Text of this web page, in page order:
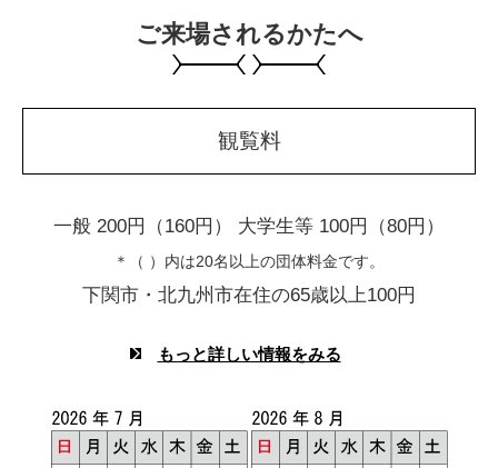
ご来場されるかたへ
観覧料
一般 200円（160円） 大学生等 100円（80円）
＊（ ）内は20名以上の団体料金です。
下関市・北九州市在住の65歳以上100円
もっと詳しい情報をみる